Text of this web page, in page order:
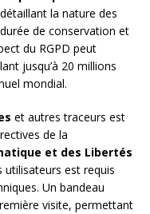
la nature des
de conservation et
du RGPD peut
jusqu’à 20 millions
mondial.
et autres traceurs est
de la
et des Libertés
utilisateurs est requis
Un bandeau
visite, permettant